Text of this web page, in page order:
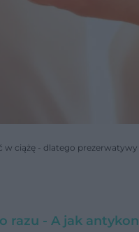
w ciążę - dlatego prezerwatywy
razu - A jak